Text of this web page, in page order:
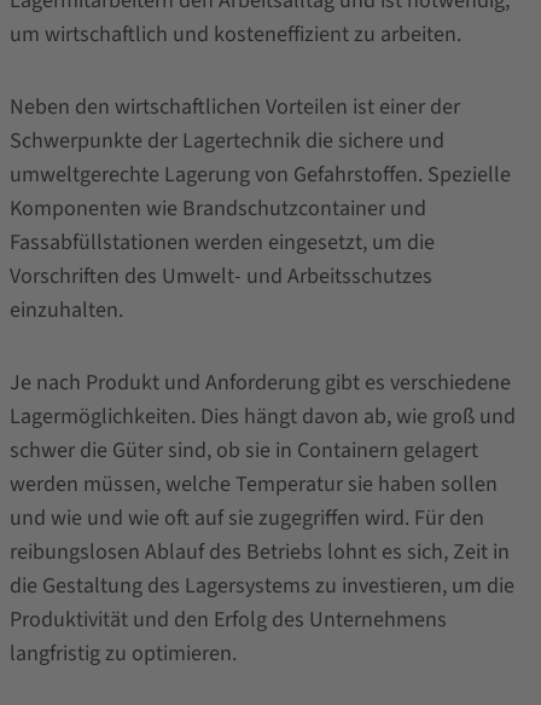
um wirtschaftlich und kosteneffizient zu arbeiten.
Neben den wirtschaftlichen Vorteilen ist einer der
Schwerpunkte der Lagertechnik die sichere und
umweltgerechte Lagerung von Gefahrstoffen. Spezielle
Komponenten wie Brandschutzcontainer und
Fassabfüllstationen werden eingesetzt, um die
Vorschriften des Umwelt- und Arbeitsschutzes
einzuhalten.
Je nach Produkt und Anforderung gibt es verschiedene
Lagermöglichkeiten. Dies hängt davon ab, wie groß und
schwer die Güter sind, ob sie in Containern gelagert
werden müssen, welche Temperatur sie haben sollen
und wie und wie oft auf sie zugegriffen wird. Für den
reibungslosen Ablauf des Betriebs lohnt es sich, Zeit in
die Gestaltung des Lagersystems zu investieren, um die
Produktivität und den Erfolg des Unternehmens
langfristig zu optimieren.